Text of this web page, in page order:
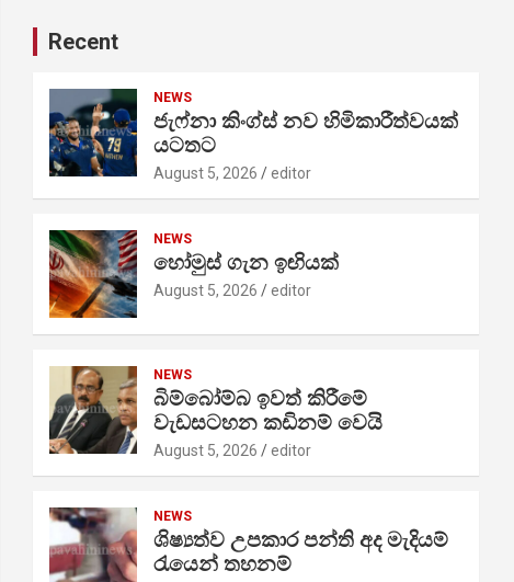
Recent
NEWS
ජැෆ්නා කිංග්ස් නව හිමිකාරීත්වයක්
යටතට
August 5, 2026 editor
NEWS
හෝමුස් ගැන ඉඟියක්
August 5, 2026 editor
NEWS
බිම්බෝම්බ ඉවත් කිරීමේ
වැඩසටහන කඩිනම් වෙයි
August 5, 2026 editor
NEWS
ශිෂ්‍යත්ව උපකාර පන්ති අද මැදියම්
රැයෙන් තහනම්